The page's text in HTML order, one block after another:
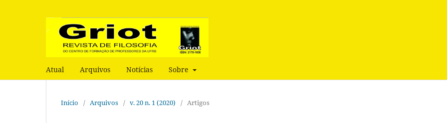
Atual Arquivos Notícias Sobre
Início / Arquivos / v. 20 n. 1 (2020) / Artigos